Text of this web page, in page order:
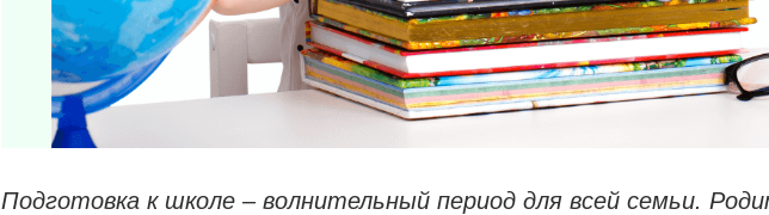
Подготовка к школе – волнительный период для всей семьи.